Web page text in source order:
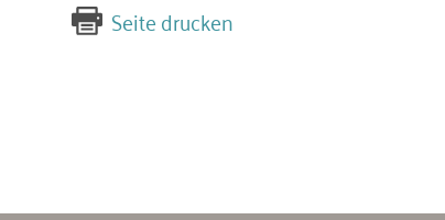
Seite drucken